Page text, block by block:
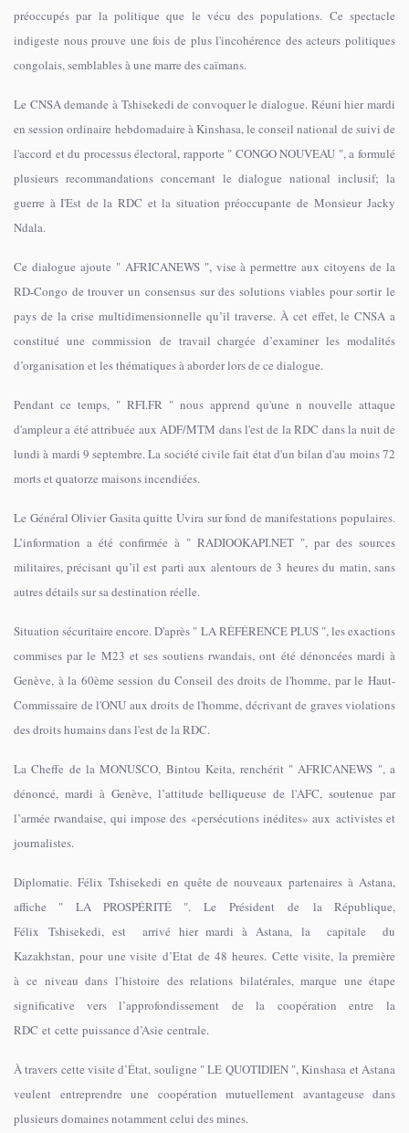
préoccupés par la politique que le vécu des populations. Ce spectacle
indigeste nous prouve une fois de plus l'incohérence des acteurs politiques
congolais, semblables à une marre des caïmans.
Le CNSA demande à Tshisekedi de convoquer le dialogue. Réuni hier mardi
en session ordinaire hebdomadaire à Kinshasa, le conseil national de suivi de
l'accord et du processus électoral, rapporte " CONGO NOUVEAU ", a formulé
plusieurs recommandations concernant le dialogue national inclusif; la
guerre à I'Est de la RDC et la situation préoccupante de Monsieur Jacky
Ndala.
Ce dialogue ajoute " AFRICANEWS ", vise à permettre aux citoyens de la
RD-Congo de trouver un consensus sur des solutions viables pour sortir le
pays de la crise multidimensionnelle qu’il traverse. À cet effet, le CNSA a
constitué une commission de travail chargée d’examiner les modalités
d’organisation et les thématiques à aborder lors de ce dialogue.
Pendant ce temps, " RFI.FR " nous apprend qu'une n nouvelle attaque
d'ampleur a été attribuée aux ADF/MTM dans l'est de la RDC dans la nuit de
lundi à mardi 9 septembre. La société civile fait état d'un bilan d'au moins 72
morts et quatorze maisons incendiées.
Le Général Olivier Gasita quitte Uvira sur fond de manifestations populaires.
L’information a été confirmée à " RADIOOKAPI.NET ", par des sources
militaires, précisant qu’il est parti aux alentours de 3 heures du matin, sans
autres détails sur sa destination réelle.
Situation sécuritaire encore. D'après " LA RÉFÉRENCE PLUS ", les exactions
commises par le M23 et ses soutiens rwandais, ont été dénoncées mardi à
Genève, à la 60ème session du Conseil des droits de l'homme, par le Haut-
Commissaire de l'ONU aux droits de l'homme, décrivant de graves violations
des droits humains dans l'est de la RDC.
La Cheffe de la MONUSCO, Bintou Keita, renchérit " AFRICANEWS ", a
dénoncé, mardi à Genève, l’attitude belliqueuse de l'AFC, soutenue par
l’armée rwandaise, qui impose des «persécutions inédites» aux activistes et
journalistes.
Diplomatie. Félix Tshisekedi en quête de nouveaux partenaires à Astana,
affiche " LA PROSPÉRITÉ ". Le Président de la République,
Félix Tshisekedi, est arrivé hier mardi à Astana, la capitale du
Kazakhstan, pour une visite d’Etat de 48 heures. Cette visite, la première
à ce niveau dans l’histoire des relations bilatérales, marque une étape
significative vers l’approfondissement de la coopération entre la
RDC et cette puissance d’Asie centrale.
À travers cette visite d’État, souligne " LE QUOTIDIEN ", Kinshasa et Astana
veulent entreprendre une coopération mutuellement avantageuse dans
plusieurs domaines notamment celui des mines.